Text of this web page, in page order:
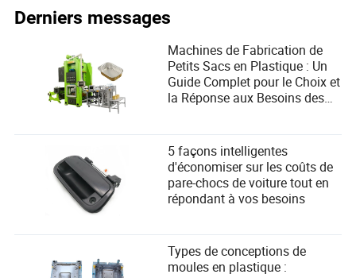
Derniers messages
Machines de Fabrication de
Petits Sacs en Plastique : Un
Guide Complet pour le Choix et
la Réponse aux Besoins des
5 façons intelligentes
d'économiser sur les coûts de
pare-chocs de voiture tout en
répondant à vos besoins
Types de conceptions de
moules en plastique :